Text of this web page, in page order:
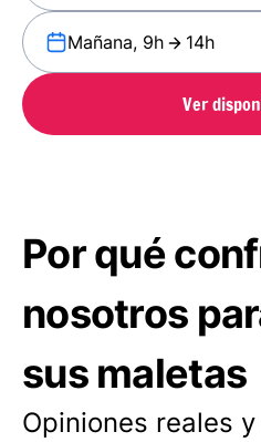
Mañana, 9h 14h
Ver
Por qué
nosotros
sus maletas
Opiniones reales